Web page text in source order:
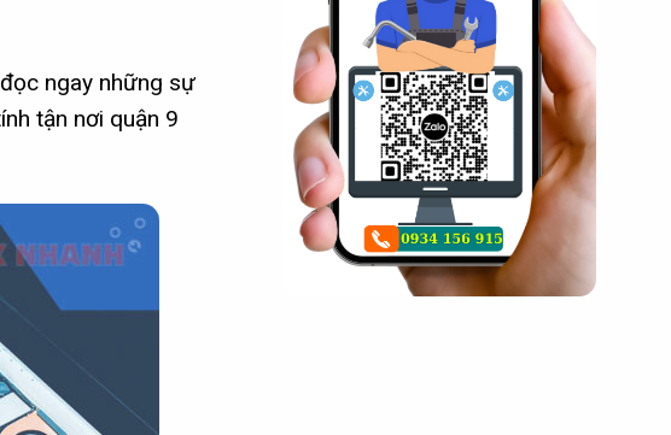
ngay những sự
tận nơi quận 9